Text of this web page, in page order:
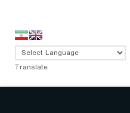
Translate